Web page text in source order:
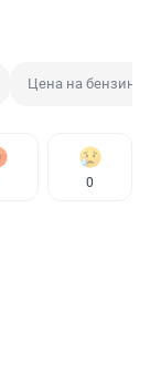
Цена на бензин
0